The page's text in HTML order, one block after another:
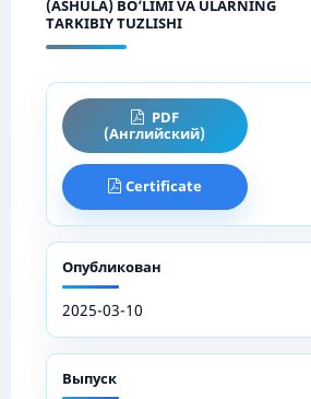
(ASHULA) BO‘LIMI VA ULARNING
TARKIBIY TUZLISHI
PDF
(Английский)
Certificate
Опубликован
2025-03-10
Выпуск